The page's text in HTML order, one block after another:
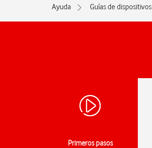
Ayuda Guías de dispositivos
Primeros pasos